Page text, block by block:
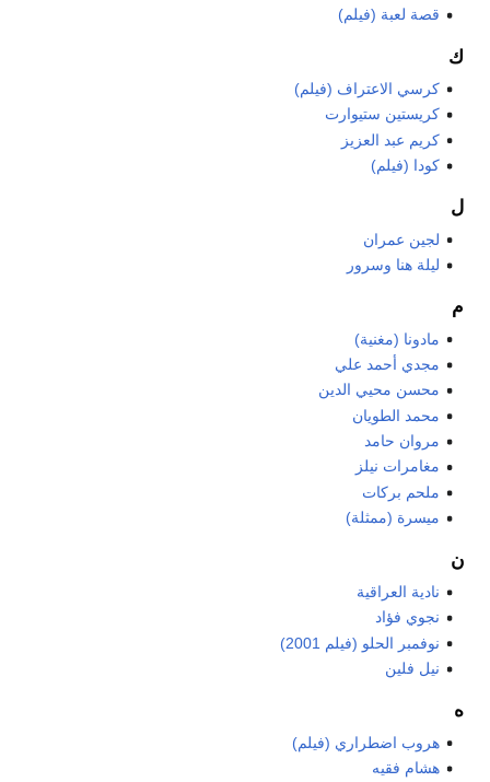
قصة لعبة (فيلم)
ك
كرسي الاعتراف (فيلم)
كريستين ستيوارت
كريم عبد العزيز
كودا (فيلم)
ل
لجين عمران
ليلة هنا وسرور
م
مادونا (مغنية)
مجدي أحمد علي
محسن محيي الدين
محمد الطويان
مروان حامد
مغامرات نيلز
ملحم بركات
ميسرة (ممثلة)
ن
نادية العراقية
نجوي فؤاد
نوفمبر الحلو (فيلم 2001)
نيل فلين
ه
هروب اضطراري (فيلم)
هشام فقيه